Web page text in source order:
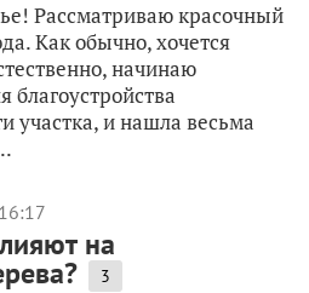
Рассматриваю красочный
Как обычно, хочется
начинаю
благоустройства
участка, и нашла весьма
на
3